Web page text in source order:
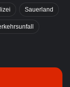
Sauerland